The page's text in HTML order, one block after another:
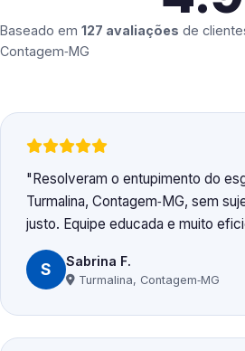
Baseado em 127 avaliações de
Contagem‑MG
Resolveram o entupimento do
Turmalina, Contagem‑MG, sem
justo. Equipe educada e muito
S Sabrina F.
Turmalina, Contagem‑MG